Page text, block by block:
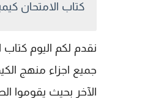
كتاب الامتحان كيمياء
جميع اجزاء منهج
الآخر بحيث يقوموا